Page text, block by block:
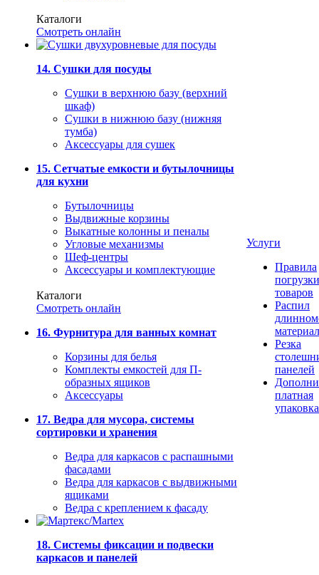
Каталоги
Смотреть онлайн
14. Сушки для посуды
Сушки в верхнюю базу (верхний
шкаф)
Сушки в нижнюю базу (нижняя
тумба)
Аксессуары для сушек
15. Сетчатые емкости и бутылочницы
для кухни
Бутылочницы
Выдвижные корзины
Выкатные колонны и пеналы
Угловые механизмы
Шеф-центры
Аксессуары и комплектующие
Каталоги
Смотреть онлайн
16. Фурнитура для ванных комнат
Корзины для белья
Комплекты емкостей для П-
образных ящиков
Аксессуары
17. Ведра для мусора, системы
сортировки и хранения
Ведра для каркасов с распашными
фасадами
Ведра для каркасов с выдвижными
ящиками
Ведра с креплением к фасаду
18. Системы фиксации и подвески
каркасов и панелей
Услуги
Правила
погрузки
товаров
Распил
Резка
панелей
платная
упаковка